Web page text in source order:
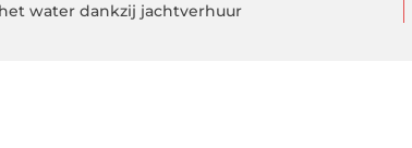
water dankzij jachtverhuur